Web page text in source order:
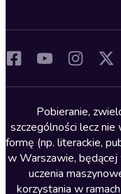
Pobieranie,
szczególności lecz nie
formę (np. literackie,
w Warszawie, będącej
uczenia
korzystania w